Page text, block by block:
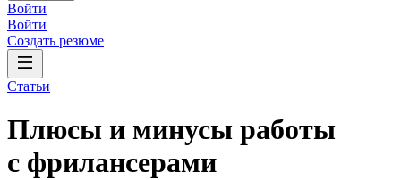
Войти
Войти
Создать резюме
Статьи
Плюсы и минусы работы
с фрилансерами